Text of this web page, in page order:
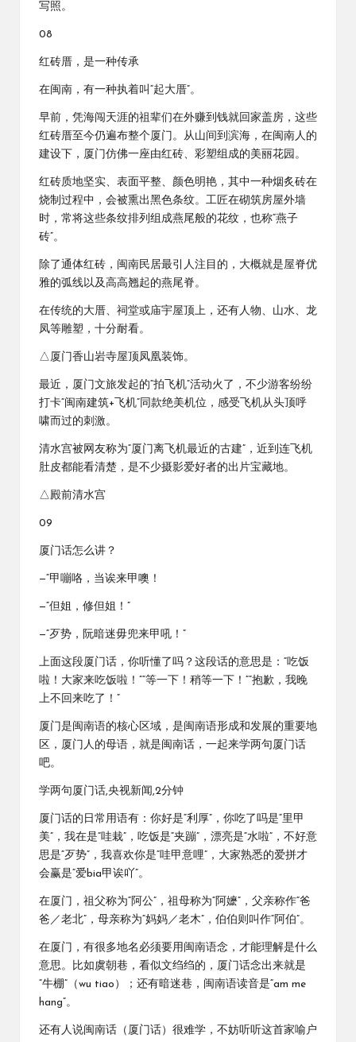
写照。
08
红砖厝，是一种传承
在闽南，有一种执着叫“起大厝”。
早前，凭海闯天涯的祖辈们在外赚到钱就回家盖房，这些
红砖厝至今仍遍布整个厦门。从山间到滨海，在闽南人的
建设下，厦门仿佛一座由红砖、彩塑组成的美丽花园。
红砖质地坚实、表面平整、颜色明艳，其中一种烟炙砖在
烧制过程中，会被熏出黑色条纹。工匠在砌筑房屋外墙
时，常将这些条纹排列组成燕尾般的花纹，也称“燕子
砖”。
除了通体红砖，闽南民居最引人注目的，大概就是屋脊优
雅的弧线以及高高翘起的燕尾脊。
在传统的大厝、祠堂或庙宇屋顶上，还有人物、山水、龙
凤等雕塑，十分耐看。
△厦门香山岩寺屋顶凤凰装饰。
最近，厦门文旅发起的“拍飞机”活动火了，不少游客纷纷
打卡“闽南建筑+飞机”同款绝美机位，感受飞机从头顶呼
啸而过的刺激。
清水宫被网友称为“厦门离飞机最近的古建”，近到连飞机
肚皮都能看清楚，是不少摄影爱好者的出片宝藏地。
△殿前清水宫
09
厦门话怎么讲？
—“甲嘣咯，当诶来甲噢！
—“但姐，修但姐！”
—“歹势，阮暗迷毋兜来甲吼！”
上面这段厦门话，你听懂了吗？这段话的意思是：“吃饭
啦！大家来吃饭啦！”“等一下！稍等一下！”“抱歉，我晚
上不回来吃了！”
厦门是闽南语的核心区域，是闽南语形成和发展的重要地
区，厦门人的母语，就是闽南话，一起来学两句厦门话
吧。
学两句厦门话,央视新闻,2分钟
厦门话的日常用语有：你好是“利厚”，你吃了吗是“里甲
美”，我在是“哇栽”，吃饭是“夹蹦”，漂亮是“水啦”，不好意
思是“歹势”，我喜欢你是“哇甲意哩”，大家熟悉的爱拼才
会赢是“爱bia甲诶吖”。
在厦门，祖父称为“阿公”，祖母称为“阿嬷”，父亲称作“爸
爸／老北”，母亲称为“妈妈／老木”，伯伯则叫作“阿伯”。
在厦门，有很多地名必须要用闽南语念，才能理解是什么
意思。比如虞朝巷，看似文绉绉的，厦门话念出来就是
“牛棚”（wu tiao）；还有暗迷巷，闽南语读音是“am me
hang”。
还有人说闽南话（厦门话）很难学，不妨听听这首家喻户